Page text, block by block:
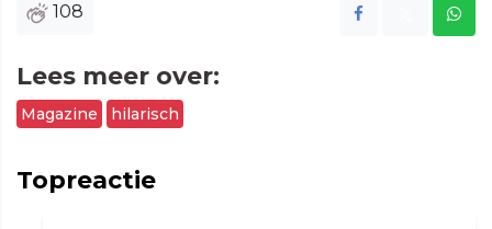
108
Lees meer over:
Magazine hilarisch
Topreactie